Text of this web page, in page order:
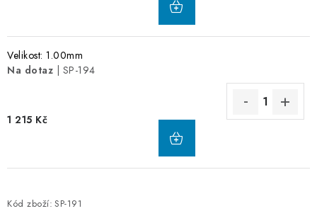
Velikost: 1.00mm
Na dotaz
| SP-194
1 215 Kč
Kód zboží: SP-191